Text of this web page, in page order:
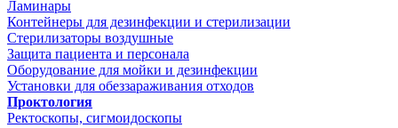
Ламинары
Контейнеры для дезинфекции и стерилизации
Стерилизаторы воздушные
Защита пациента и персонала
Оборудование для мойки и дезинфекции
Установки для обеззараживания отходов
Проктология
Ректоскопы, сигмоидоскопы